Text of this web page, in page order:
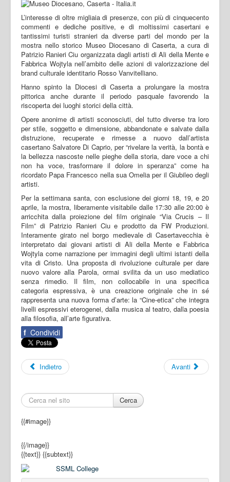
L’interesse di oltre migliaia di presenze, con più di cinquecento
commenti e dediche positive, e di moltissimi casertani e
tantissimi turisti stranieri da diverse parti del mondo per la
mostra nello storico Museo Diocesano di Caserta, a cura di
Patrizio Ranieri Ciu organizzata dagli artisti di Ali della Mente e
Fabbrica Wojtyla nell’ambito delle azioni di valorizzazione del
brand culturale identitario Rosso Vanvitelliano.
Hanno spinto la Diocesi di Caserta a prolungare la mostra
pittorica anche durante il periodo pasquale favorendo la
riscoperta dei luoghi storici della città.
Opere anonime di artisti sconosciuti, del tutto diverse tra loro
per stile, soggetto e dimensione, abbandonate e salvate dalla
distruzione, recuperate e rimesse a nuovo dall’artista
casertano Salvatore Di Caprio, per “rivelare la verità, la bontà e
la bellezza nascoste nelle pieghe della storia, dare voce a chi
non ha voce, trasformare il dolore in speranza” come ha
ricordato Papa Francesco nella sua Omelia per il Giubileo degli
artisti.
Per la settimana santa, con esclusione dei giorni 18, 19, e 20
aprile, la mostra, liberamente visitabile dalle 17:30 alle 20:00 è
arricchita dalla proiezione del film originale “Via Crucis – Il
Film” di Patrizio Ranieri Ciu e prodotto da FW Produzioni.
Interamente girato nel borgo medievale di Casertavecchia è
interpretato dai giovani artisti di Ali della Mente e Fabbrica
Wojtyla come narrazione per immagini degli ultimi istanti della
vita di Cristo. Una proposta di rivoluzione culturale per dare
nuovo valore alla Parola, ormai svilita da un uso mediatico
senza rimedio. Il film, non collocabile in una specifica
categoria espressiva, è una creazione originale che in sé
rappresenta una nuova forma d’arte: la “Cine-etica” che integra
livelli espressivi eterogenei, dalla musica al teatro, dalla poesia
alla filosofia, all’arte figurativa.
f Condividi
Indietro Avanti
Cerca
{{#image}}
{{/image}}
{{text}} {{subtext}}